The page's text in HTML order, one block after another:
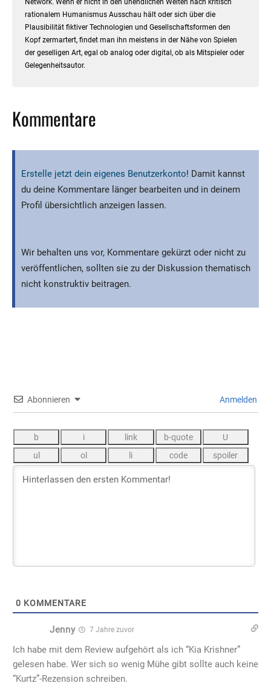
Network. Wenn er nicht in den unendlichen Weiten nach kritisch
rationalem Humanismus Ausschau hält oder sich über die
Plausibilität fiktiver Technologien und Gesellschaftsformen den
Kopf zermartert, findet man ihn meistens in der Nähe von Spielen
der geselligen Art, egal ob analog oder digital, ob als Mitspieler oder
Gelegenheitsautor.
Kommentare
Erstelle jetzt dein eigenes Benutzerkonto! Damit kannst
du deine Kommentare länger bearbeiten und in deinem
Profil übersichtlich anzeigen lassen.
Wir behalten uns vor, Kommentare gekürzt oder nicht zu
veröffentlichen, sollten sie zu der Diskussion thematisch
nicht konstruktiv beitragen.
Abonnieren Anmelden
0 KOMMENTARE
Jenny 7 Jahre zuvor
Ich habe mit dem Review aufgehört als ich “Kia Krishner”
gelesen habe. Wer sich so wenig Mühe gibt sollte auch keine
“Kurtz”-Rezension schreiben.